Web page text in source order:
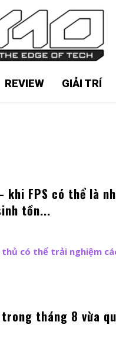
REVIEW GIẢI TRÍ
khi FPS có thể là
tồn...
thủ có thể trải nghiệm
tháng 8 vừa